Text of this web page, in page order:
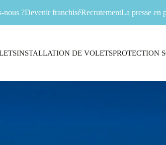
nous ?Devenir franchiséRecrutementLa presse en
INSTALLATION DE VOLETSPROTECTION